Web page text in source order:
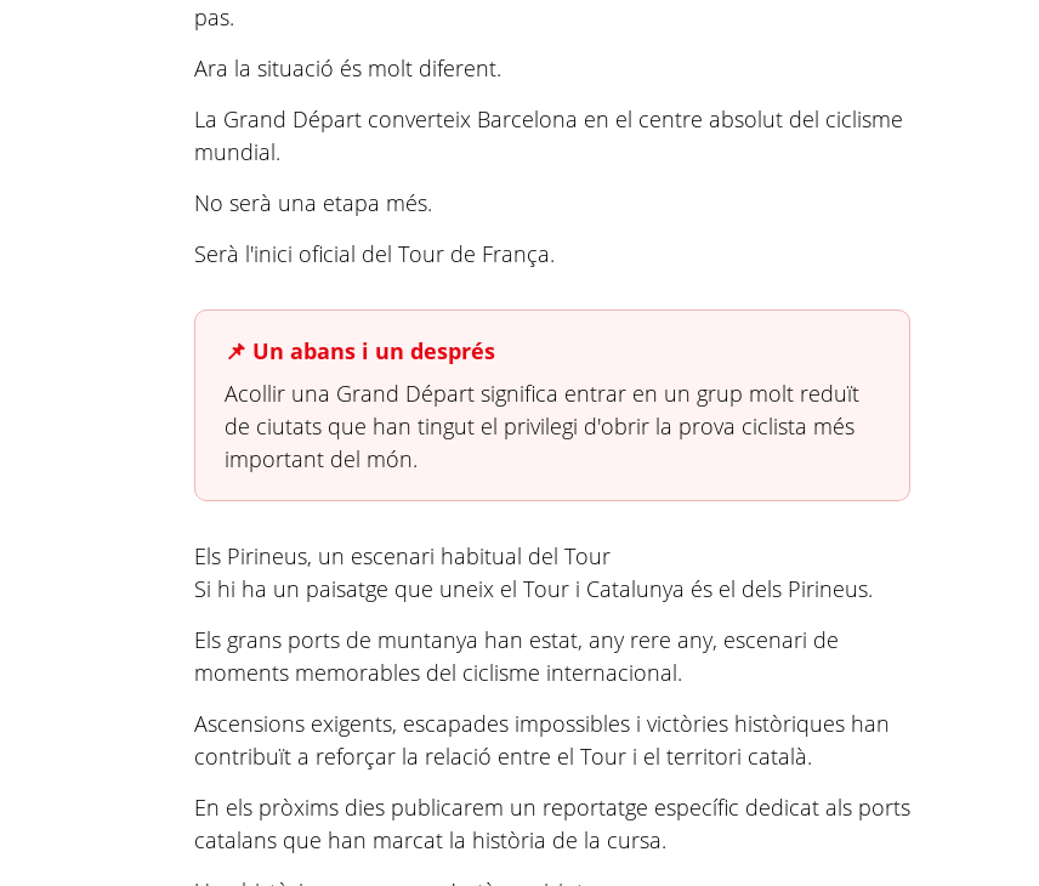
pas.
Ara la situació és molt diferent.
La Grand Départ converteix Barcelona en el centre absolut del ciclisme
mundial.
No serà una etapa més.
Serà l'inici oficial del Tour de França.
📌 Un abans i un després
Acollir una Grand Départ significa entrar en un grup molt reduït
de ciutats que han tingut el privilegi d'obrir la prova ciclista més
important del món.
Els Pirineus, un escenari habitual del Tour
Si hi ha un paisatge que uneix el Tour i Catalunya és el dels Pirineus.
Els grans ports de muntanya han estat, any rere any, escenari de
moments memorables del ciclisme internacional.
Ascensions exigents, escapades impossibles i victòries històriques han
contribuït a reforçar la relació entre el Tour i el territori català.
En els pròxims dies publicarem un reportatge específic dedicat als ports
catalans que han marcat la història de la cursa.